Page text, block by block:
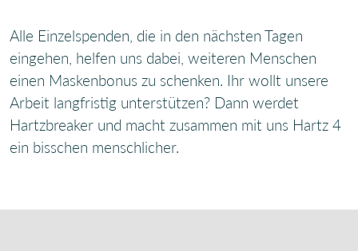
Alle Einzelspenden, die in den nächsten Tagen
eingehen, helfen uns dabei, weiteren Menschen
einen Maskenbonus zu schenken. Ihr wollt unsere
Arbeit langfristig unterstützen? Dann werdet
Hartzbreaker und macht zusammen mit uns Hartz 4
ein bisschen menschlicher.